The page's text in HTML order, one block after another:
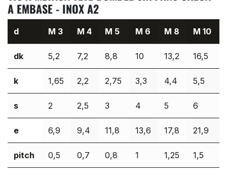
A EMBASE - INOX A2
d M 3 M 4 M 5 M 6 M 8 M 10
dk 5,2 7,2 8,8 10 13,2 16,5
k 1,65 2,2 2,75 3,3 4,4 5,5
s 2 2,5 3 4 5 6
e 6,9 9,4 11,8 13,6 17,8 21,9
pitch 0,5 0,7 0,8 1 1,25 1,5